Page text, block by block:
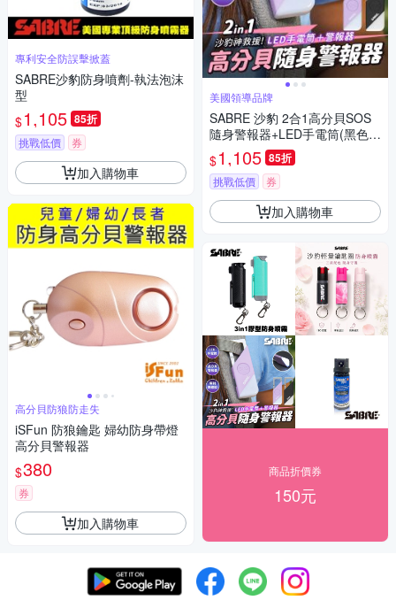
專利安全防誤擊掀蓋
SABRE沙豹防身噴劑-執法泡沫
型
$1,105 85折
挑戰低價 券
加入購物車
高分貝防狼防走失
iSFun 防狼鑰匙 婦幼防身帶燈
高分貝警報器
$380
券
加入購物車
美國領導品牌
SABRE 沙豹 2合1高分貝SOS
隨身警報器+LED手電筒(黑色/
紫色)
$1,105 85折
挑戰低價 券
加入購物車
商品折價券
150元